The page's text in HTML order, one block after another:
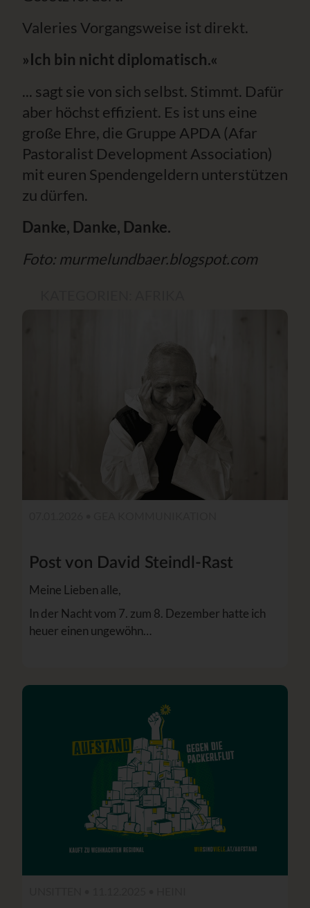
Valeries Vorgangsweise ist direkt.
»Ich bin nicht diplomatisch.«
... sagt sie von sich selbst. Stimmt. Dafür
aber höchst effizient. Es ist uns eine
große Ehre, die Gruppe APDA (Afar
Pastoralist Development Association)
mit euren Spendengeldern unterstützen
zu dürfen.
Danke, Danke, Danke.
Foto: murmelundbaer.blogspot.com
Post von David Steindl-Rast
Meine Lieben alle,
In der Nacht vom 7. zum 8. Dezember hatte ich
heuer einen ungewöhn…